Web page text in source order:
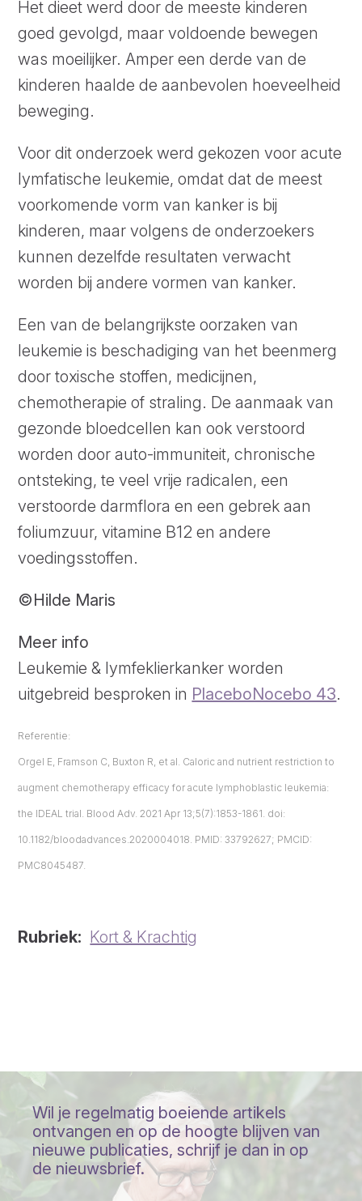
Het dieet werd door de meeste kinderen
goed gevolgd, maar voldoende bewegen
was moeilijker. Amper een derde van de
kinderen haalde de aanbevolen hoeveelheid
beweging.
Voor dit onderzoek werd gekozen voor acute
lymfatische leukemie, omdat dat de meest
voorkomende vorm van kanker is bij
kinderen, maar volgens de onderzoekers
kunnen dezelfde resultaten verwacht
worden bij andere vormen van kanker.
Een van de belangrijkste oorzaken van
leukemie is beschadiging van het beenmerg
door toxische stoffen, medicijnen,
chemotherapie of straling. De aanmaak van
gezonde bloedcellen kan ook verstoord
worden door auto-immuniteit, chronische
ontsteking, te veel vrije radicalen, een
verstoorde darmflora en een gebrek aan
foliumzuur, vitamine B12 en andere
voedingsstoffen.
©Hilde Maris
Meer info
Leukemie & lymfeklierkanker worden
uitgebreid besproken in PlaceboNocebo 43.
Referentie:
Orgel E, Framson C, Buxton R, et al. Caloric and nutrient restriction to
augment chemotherapy efficacy for acute lymphoblastic leukemia:
the IDEAL trial. Blood Adv. 2021 Apr 13;5(7):1853-1861. doi:
10.1182/bloodadvances.2020004018. PMID: 33792627; PMCID:
PMC8045487.
Rubriek Kort & Krachtig
Wil je regelmatig boeiende artikels
ontvangen en op de hoogte blijven van
nieuwe publicaties, schrijf je dan in op
de nieuwsbrief.